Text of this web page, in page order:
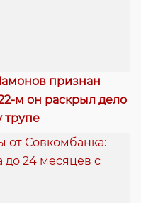
признан
м он раскрыл дело
трупе